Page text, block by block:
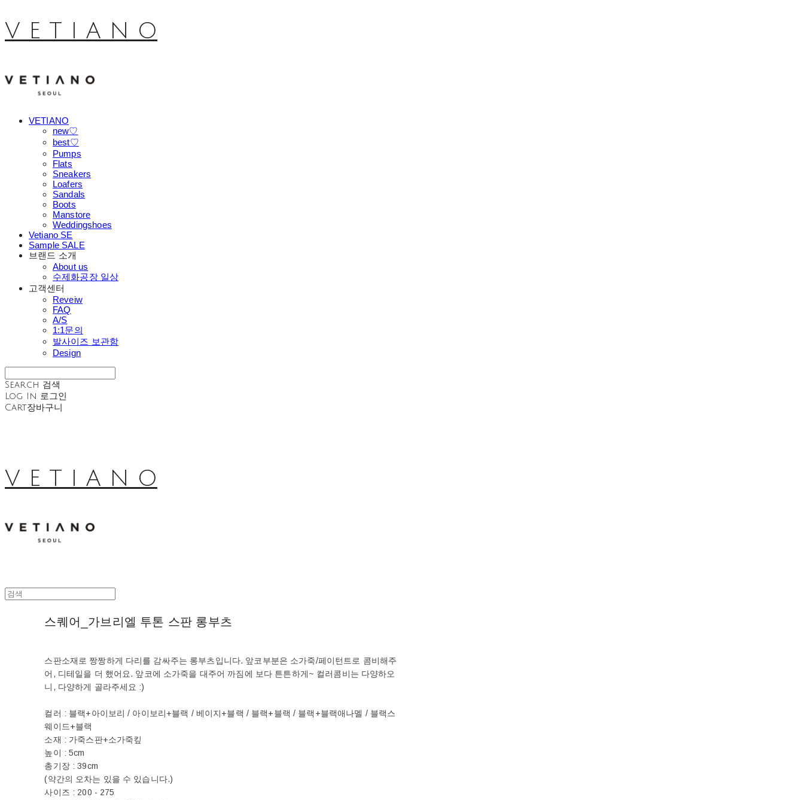
V E T I A N O
VETIANO
new♡
best♡
Pumps
Flats
Sneakers
Loafers
Sandals
Boots
Manstore
Weddingshoes
Vetiano SE
Sample SALE
브랜드 소개
About us
수제화공장 일상
고객센터
Reveiw
FAQ
A/S
1:1문의
발사이즈 보관함
Design
Search 검색
Log In 로그인
Cart장바구니
V E T I A N O
스퀘어_가브리엘 투톤 스판 롱부츠
스판소재로 짱짱하게 다리를 감싸주는 롱부츠입니다. 앞코부분은 소가죽/페이턴트로 콤비해주
어, 디테일을 더 했어요. 앞코에 소가죽을 대주어 까짐에 보다 튼튼하게~ 컬러콤비는 다양하오
니, 다양하게 골라주세요 :)
컬러 : 블랙+아이보리 / 아이보리+블랙 / 베이지+블랙 / 블랙+블랙 / 블랙+블랙애나멜 / 블랙스
웨이드+블랙
소재 : 가죽스판+소가죽킾
높이 : 5cm
총기장 : 39cm
(약간의 오차는 있을 수 있습니다.)
사이즈 : 200 - 275